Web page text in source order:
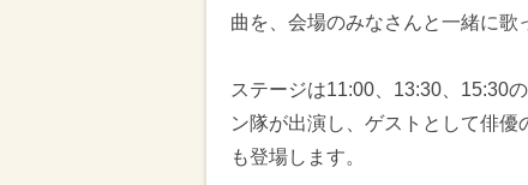
曲を、会場のみなさんと一緒に歌
ステージは11:00、13:30、15:30
ン隊が出演し、ゲストとして俳
も登場します。